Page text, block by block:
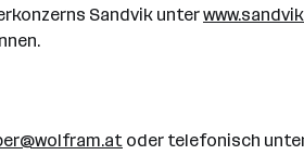
Sandvik unter
oder telefonisch